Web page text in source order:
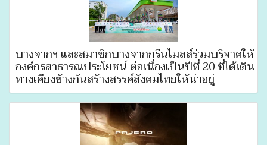
บางจากฯ และสมาชิกบางจากกรีนไมลส์ร่วมบริจาคให้
องค์กรสาธารณประโยชน์ ต่อเนื่องเป็นปีที่ 20 ที่ได้เดิน
ทางเคียงข้างกันสร้างสรรค์สังคมไทยให้น่าอยู่